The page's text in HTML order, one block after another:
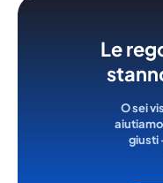
Le
O sei
giusti